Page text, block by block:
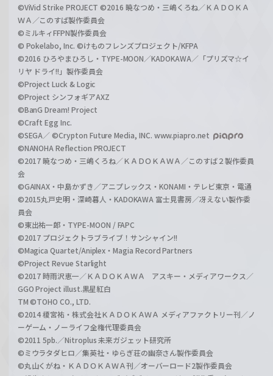
©ViVid Strike PROJECT ©2016 暁なつめ・三嶋くろね／ＫＡＤＯＫＡ
ＷＡ／このすば製作委員会
©ミルキィFFPN製作委員会
© Pokelabo, Inc. ©けものフレンズプロジェクト/KFPA
©2016 ひろやまひろし・TYPE-MOON／KADOKAWA／「プリズマ☆イ
リヤ ドライ!!」製作委員会
©Project Luck & Logic
©Project シンフォギアAXZ
©BanG Dream! Project
©Craft Egg Inc.
©SEGA／ ©Crypton Future Media, INC. www.piapro.net
©NANOHA Reflection PROJECT
©2017 暁なつめ・三嶋くろね／ＫＡＤＯＫＡＷＡ／このすば２製作委員
会
©GAINAX・中島かずき／アニプレックス・KONAMI・テレビ東京・電通
©2015丸戸史明・深崎暮人・KADOKAWA 富士見書房／冴えない製作委
員会
©東出祐一郎・TYPE-MOON / FAPC
©2017 プロジェクトラブライブ！サンシャイン!!
©Magica Quartet/Aniplex・Magia Record Partners
©Project Revue Starlight
©2017 時雨沢恵一／ＫＡＤＯＫＡＷＡ アスキー・メディアワークス／
GGO Project illust.黒星紅白
TM ©TOHO CO., LTD.
©2014 榎宮祐・株式会社ＫＡＤＯＫＡＷＡ メディアファクトリー刊／ノ
ーゲーム・ノーライフ全権代理委員会
©2011 5pb.／Nitroplus 未来ガジェット研究所
©ミウラタダヒロ／集英社・ゆらぎ荘の幽奈さん製作委員会
©丸山くがね・ＫＡＤＯＫＡＷＡ刊／オーバーロード2製作委員会